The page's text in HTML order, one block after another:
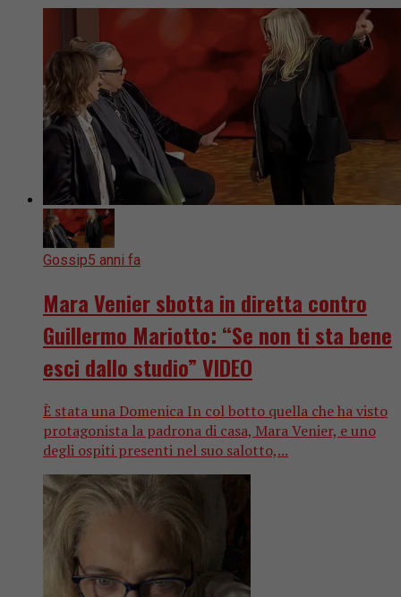
Gossip5 anni fa
Mara Venier sbotta in diretta contro
Guillermo Mariotto: “Se non ti sta bene
esci dallo studio” VIDEO
È stata una Domenica In col botto quella che ha visto
protagonista la padrona di casa, Mara Venier, e uno
degli ospiti presenti nel suo salotto,...